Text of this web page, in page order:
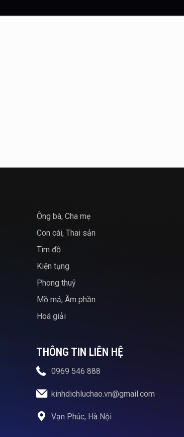
Ông bà, Cha mẹ
Con cái, Thai sản
Tìm đồ
Kiện tụng
Phong thuỷ
Mồ mả, Âm phần
Hoá giải
THÔNG TIN LIÊN HỆ
0969 546 888
kinhdichluchao.vn@gmail.com
Vạn Phúc, Hà Nội